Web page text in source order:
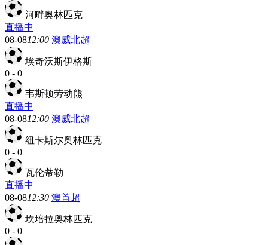
河畔奥林匹克
直播中
08-0812:00 澳威北超
埃奇沃斯伊格斯
0 - 0
韦斯顿劳动熊
直播中
08-0812:00 澳威北超
纽卡斯尔奥林匹克
0 - 0
瓦伦蒂勒
直播中
08-0812:30 澳首超
坎培拉奥林匹克
0 - 0